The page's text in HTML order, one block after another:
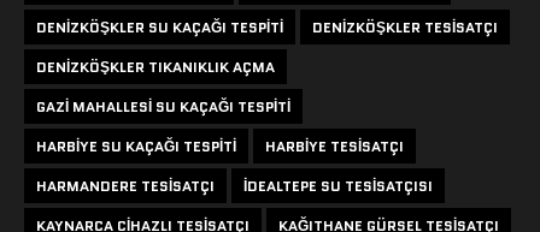
DENIZKÖŞKLER SU KAÇAĞI TESPITI
DENIZKÖŞKLER TESISATÇI
DENIZKÖŞKLER TIKANIKLIK AÇMA
GAZI MAHALLESI SU KAÇAĞI TESPITI
HARBIYE SU KAÇAĞI TESPITI
HARBIYE TESISATÇI
HARMANDERE TESISATÇI
IDEALTEPE SU TESISATÇISI
KAYNARCA CIHAZLI TESISATÇI
KAĞITHANE GÜRSEL TESISATÇI